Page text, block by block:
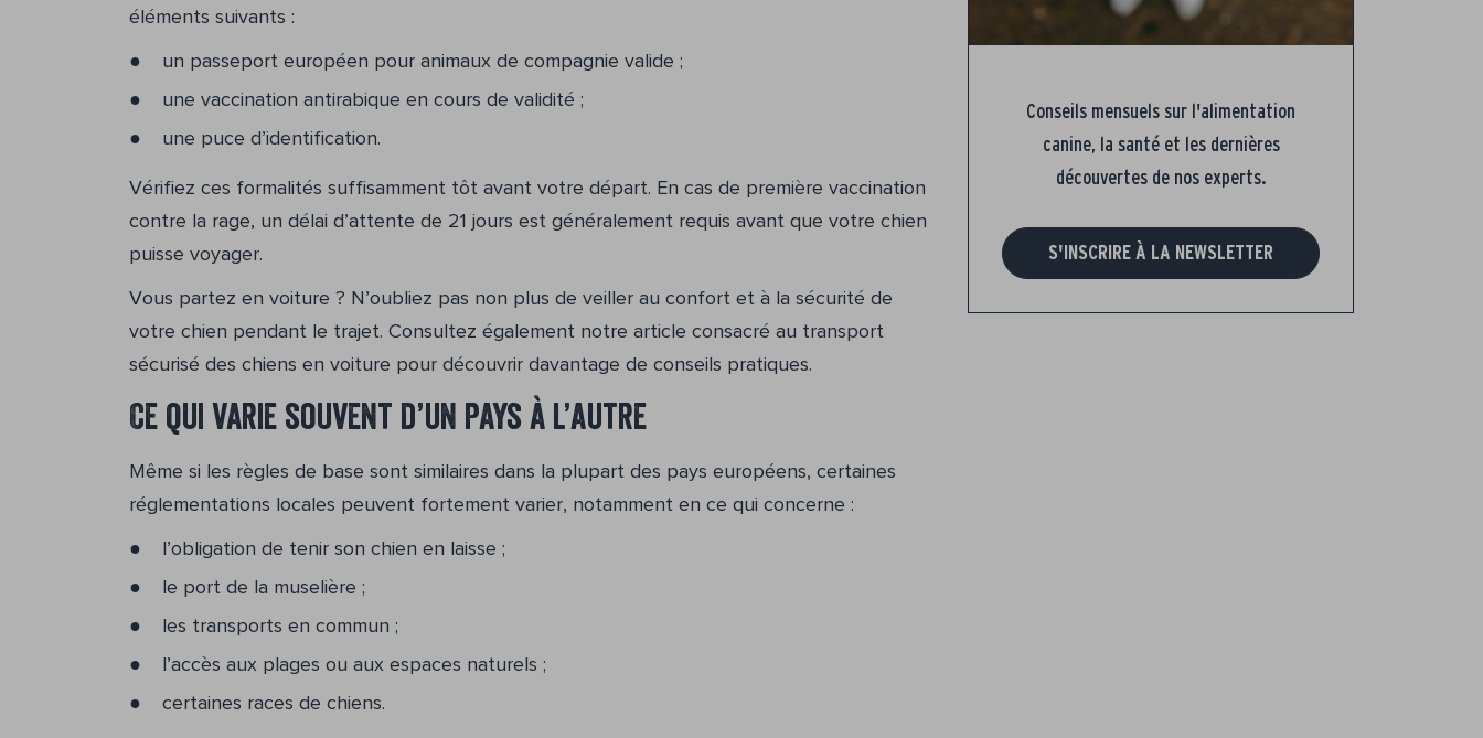
éléments suivants :
un passeport européen pour animaux de compagnie valide ;
une vaccination antirabique en cours de validité ;
une puce d’identification.
Vérifiez ces formalités suffisamment tôt avant votre départ. En cas de première vaccination
contre la rage, un délai d’attente de 21 jours est généralement requis avant que votre chien
puisse voyager.
Vous partez en voiture ? N’oubliez pas non plus de veiller au confort et à la sécurité de
votre chien pendant le trajet. Consultez également notre article consacré au transport
sécurisé des chiens en voiture pour découvrir davantage de conseils pratiques.
Ce qui varie souvent d’un pays à l’autre
Même si les règles de base sont similaires dans la plupart des pays européens, certaines
réglementations locales peuvent fortement varier, notamment en ce qui concerne :
l’obligation de tenir son chien en laisse ;
le port de la muselière ;
les transports en commun ;
l’accès aux plages ou aux espaces naturels ;
certaines races de chiens.
Conseils mensuels sur l'alimentation
canine, la santé et les dernières
découvertes de nos experts.
S'INSCRIRE À LA NEWSLETTER